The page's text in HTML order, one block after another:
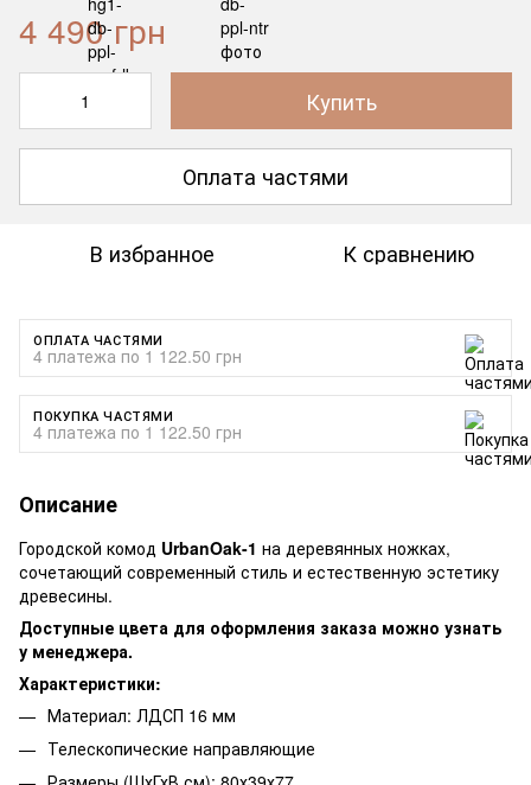
4 490 грн
Купить
Оплата частями
В избранное К сравнению
ОПЛАТА ЧАСТЯМИ
4 платежа по 1 122.50 грн
ПОКУПКА ЧАСТЯМИ
4 платежа по 1 122.50 грн
Описание
Городской комод UrbanOak-1 на деревянных ножках,
сочетающий современный стиль и естественную эстетику
древесины.
Доступные цвета для оформления заказа можно узнать
у менеджера.
Характеристики:
Материал: ЛДСП 16 мм
Телескопические направляющие